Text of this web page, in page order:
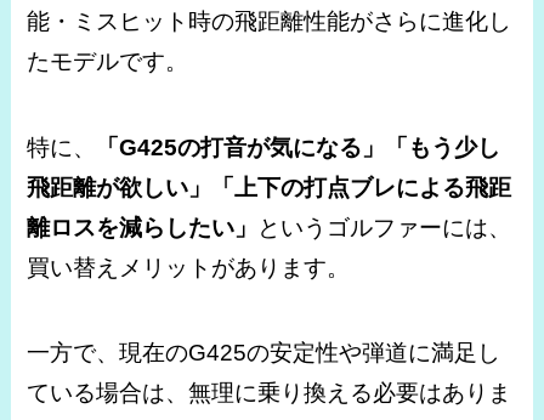
能・ミスヒット時の飛距離性能がさらに進化し
たモデルです。
特に、
「G425の打音が気になる」「もう少し
飛距離が欲しい」「上下の打点ブレによる飛距
離ロスを減らしたい」
というゴルファーには、
買い替えメリットがあります。
一方で、現在のG425の安定性や弾道に満足し
ている場合は、無理に乗り換える必要はありま